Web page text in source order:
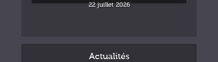
22 juillet 2026
Actualités